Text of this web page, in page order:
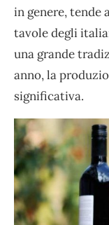
in genere, tende
tavole degli
una grande
anno, la
significativa.